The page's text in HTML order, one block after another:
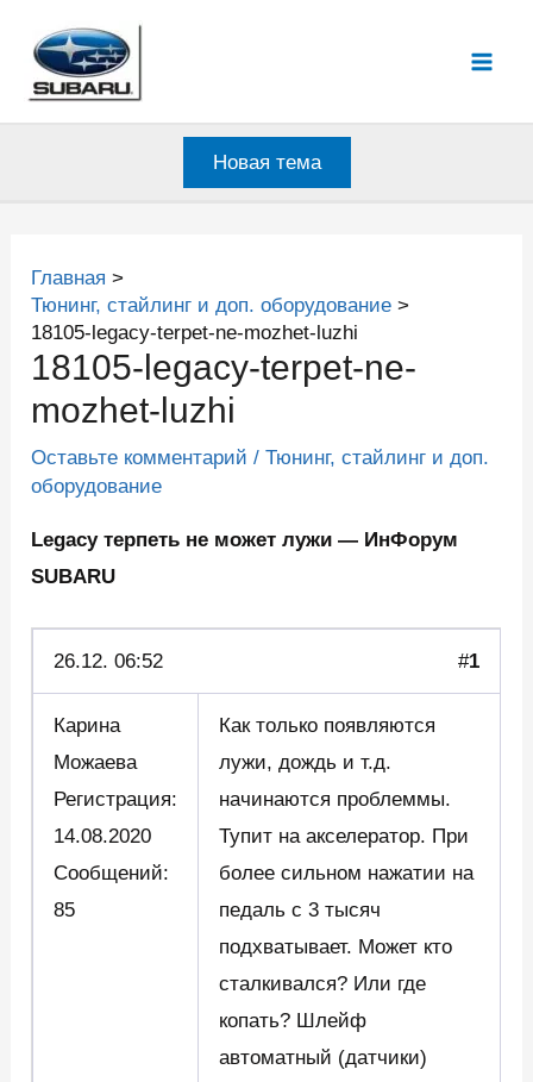
содержимому
Новая тема
Главная
Тюнинг, стайлинг и доп. оборудование
18105-legacy-terpet-ne-mozhet-luzhi
18105-legacy-terpet-ne-
mozhet-luzhi
Оставьте комментарий /Тюнинг, стайлинг и доп.
оборудование
Legacy терпеть не может лужи — ИнФорум
SUBARU
26.12. 06:52 #1
Карина
Можаева
Регистрация:
14.08.2020
Сообщений:
85
Как только появляются
лужи, дождь и т.д.
начинаются проблеммы.
Тупит на акселератор. При
более сильном нажатии на
педаль с 3 тысяч
подхватывает. Может кто
сталкивался? Или где
копать? Шлейф
автоматный (датчики)